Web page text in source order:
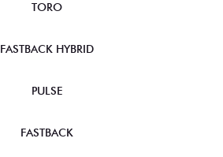
TORO
FASTBACK HYBRID
PULSE
FASTBACK